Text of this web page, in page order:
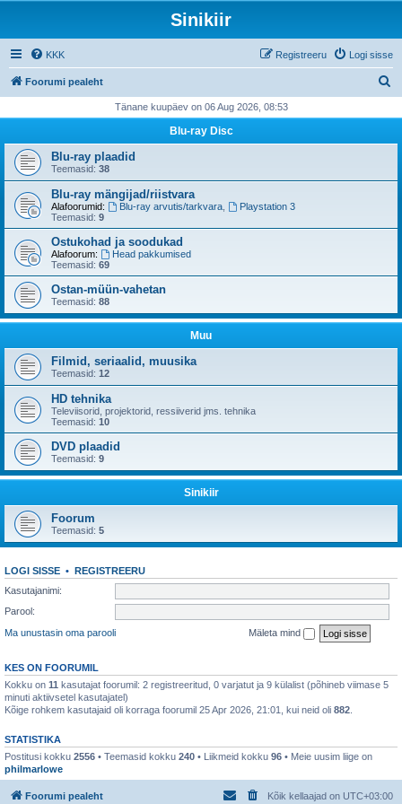
Sinikiir
KKK Logi sisse
Registreeru
Foorumi pealeht
i
Tänane kuupäev on 06 Aug 2026, 08:53
Blu-ray Disc
Blu-ray plaadid
Teemasid: 38
Blu-ray mängijad/riistvara
Alafoorumid: Blu-ray arvutis/tarkvara,
Playstation 3
Teemasid: 9
Ostukohad ja soodukad
Alafoorum:
Head pakkumised
Teemasid: 69
Ostan-müün-vahetan
Teemasid: 88
Muu
Filmid, seriaalid, muusika
Teemasid: 12
HD tehnika
Televiisorid, projektorid, ressiiverid jms. tehnika
Teemasid: 10
DVD plaadid
Teemasid: 9
Sinikiir
Foorum
Teemasid: 5
LOGI SISSE • REGISTREERU
Kasutajanimi:
Parool:
Ma unustasin oma parooli
Mäleta mind
KES ON FOORUMIL
Kokku on 11 kasutajat foorumil: 2 registreeritud, 0 varjatut ja 9 külalist (põhineb viimase 5
minuti aktiivsetel kasutajatel)
Kõige rohkem kasutajaid oli korraga foorumil 25 Apr 2026, 21:01, kui neid oli 882
STATISTIKA
Postitusi kokku 2556 • Teemasid kokku 240 • Liikmeid kokku 96 • Meie uusim liige on
philmarlowe
Foorumi pealeht Kõik kellaajad on UTC+03:00